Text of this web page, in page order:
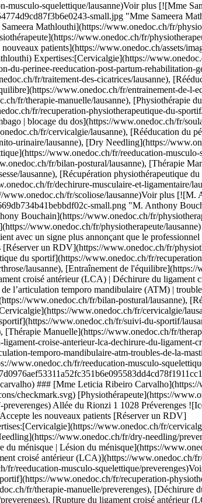
du ménisque | Rupture du ménisque | Lésion du ménisque](https://www.onedoc.ch/fr/dechirure-du-menisque-rupture-du-menisque-lesion-du-menisque/preverenges), [Rupture du ligament croisé antérieur (LCA) | Déchirure du ligament croisé antérieur (LCA)](https://www.onedoc.ch/fr/rupture-du-ligament-croise-anterieur-lca-dechirure-du-ligament-croise-anterieur-lca/preverenges), [Rééducation musculo-squelettique](https://www.onedoc.ch/fr/reeducation-musculo-squelettique/preverenges)Voir plus Expertises:[Cervicalgie](https://www.onedoc.ch/fr/cervicalgie/preverenges), [Récupération physiothérapeutique du sportif](https://www.onedoc.ch/fr/recuperation-physiotherapeutique-du-sportif/preverenges), [Dry Needling](https://www.onedoc.ch/fr/dry-needling/preverenges), [Thérapie Manuelle](https://www.onedoc.ch/fr/therapie-manuelle/preverenges), [Déchirure du ménisque | Rupture du ménisque | Lésion du ménisque](https://www.onedoc.ch/fr/dechirure-du-menisque-rupture-du-menisque-lesion-du-menisque/preverenges), [Rupture du ligament croisé antérieur (LCA) | Déchirure du ligament croisé antérieur (LCA)](https://www.onedoc.ch/fr/rupture-du-ligament-croise-anterieur-lca-dechirure-du-ligament-croise-anterieur-lca/preverenges), [Rééducation musculo-squelettique](https://www.onedoc.ch/fr/reeducation-musculo-squelettique/preverenges)Voir plus [![M. Antonio Gordo-Gonzalez, acupuncteur à Lausanne](https://assets.onedoc.ch/images/users/09c9e96ad605effadfdd9a3249de8a6713e0f779d39d9f36c014ee62fb5acff0-small.jpg "M. Antonio Gordo-Gonzalez, acupuncteur à Lausanne")](https://www.onedoc.ch/fr/acupuncteur/lausanne/pcrjb/antonio-gordo-gonzalez) ### [M. Antonio Gordo-Gonzalez](https://www.onedoc.ch/fr/acupuncteur/lausanne/pcrjb/antonio-gordo-gonzalez) ![Badge indiquant un profil vérifié](https://www.onedoc.ch/assets/images/icons/checkmark.svg) [Acupuncteur](https://www.onedoc.ch/fr/acupuncteur/lausanne) [Physio-Ostéo Plus Chailly - Cabinet interdisciplinaire](https://www.onedoc.ch/fr/cabinet-de-groupe/lausanne/e922/physio-osteo-plus-chailly-cabinet-interdisciplinaire) Chemin de Rovéréaz 5 1012 Lausanne ![M. Antonio Gordo-Gonzalez est affilié au réseau ASCA](https://assets.onedoc.ch/images/networks/logos/496d325fd4282f2f0a46197dd629fd16fcd2d324839e441a2a65aaa74df08a15-small.png) ![Icône patient avec un signe plus annonçant que le professionnel accepte de nouveaux patients](https://www.onedoc.ch/assets/images/icons/new-patients.svg)Accepte les nouveaux patients [Réserver un RDV](https://www.onedoc.ch/fr/acupuncteur/lausanne/pcrjb/antonio-gordo-gonzalez) Expertises:[Cervicalgie](https://www.onedoc.ch/fr/cervicalgie/lausanne), [Dry Needling](https://www.onedoc.ch/fr/dry-needling/lausanne), [Entraînement de l'équilibre](https://www.onedoc.ch/fr/entrainement-de-l-equilibre/lausanne), [Récupération physiothérapeutique du sportif](https://www.onedoc.ch/fr/recuperation-